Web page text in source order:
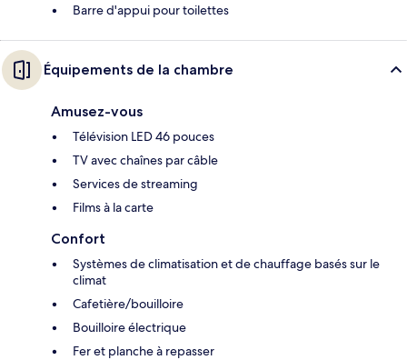
Barre d'appui pour toilettes
Équipements de la chambre
Amusez-vous
Télévision LED 46 pouces
TV avec chaînes par câble
Services de streaming
Films à la carte
Confort
Systèmes de climatisation et de chauffage basés sur le
climat
Cafetière/bouilloire
Bouilloire électrique
Fer et planche à repasser